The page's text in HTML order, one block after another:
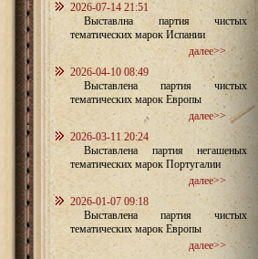
2026-07-14 21:51
Выставлна партия чистых
тематических марок Испании
далее>>
2026-04-10 08:49
Выставлена партия чистых
тематических марок Европы
далее>>
2026-03-11 20:24
Выставлена партия негашеных
тематических марок Португалии
далее>>
2026-01-07 09:18
Выставлена партия чистых
тематических марок Европы
далее>>